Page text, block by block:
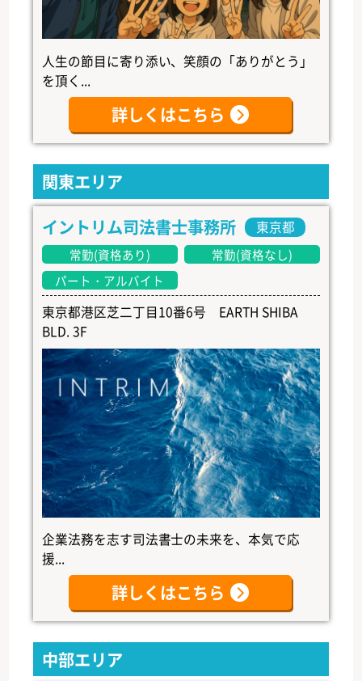
人生の節目に寄り添い、笑顔の「ありがとう」
を頂く...
詳しくはこちら
関東エリア
イントリム司法書士事務所
東京都
常勤(資格あり)
常勤(資格なし)
パート・アルバイト
東京都港区芝二丁目10番6号 EARTH SHIBA
BLD. 3F
企業法務を志す司法書士の未来を、本気で応
援...
詳しくはこちら
中部エリア